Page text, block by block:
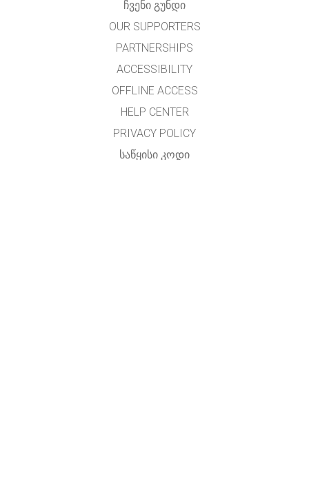
ᲩᲕᲔᲜᲘ ᲒᲣᲜᲓᲘ
OUR SUPPORTERS
PARTNERSHIPS
ACCESSIBILITY
OFFLINE ACCESS
HELP CENTER
PRIVACY POLICY
ᲡᲐᲬᲧᲘᲡᲘ ᲙᲝᲓᲘ